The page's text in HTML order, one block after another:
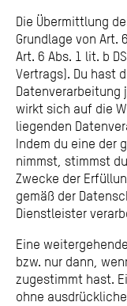
Die Übermittlung
Grundlage von Art.
Art. 6 Abs. 1 lit. b
Vertrags). Du hast
Datenverarbeitung
wirkt sich auf die
liegenden
Indem du eine der
nimmst, stimmst
Zwecke der
gemäß der
Dienstleister
Eine
bzw. nur dann,
zugestimmt hast.
ohne